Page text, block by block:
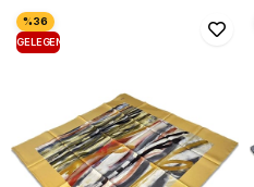
GELEGENHEIT